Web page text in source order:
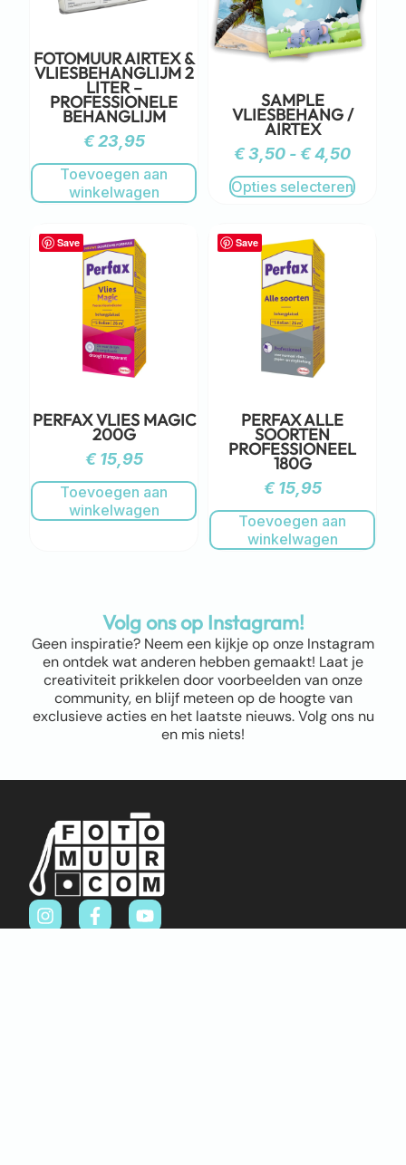
FOTOMUUR AIRTEX &
VLIESBEHANGLIJM 2
LITER –
PROFESSIONELE
BEHANGLIJM
€23,95
Toevoegen aan
winkelwagen
SAMPLE
VLIESBEHANG /
AIRTEX
€3,50 - €4,50
Opties selecteren
Save
PERFAX VLIES MAGIC
200G
€15,95
Toevoegen aan
winkelwagen
Save
PERFAX ALLE
SOORTEN
PROFESSIONEEL
180G
€15,95
Toevoegen aan
winkelwagen
Volg ons op Instagram!
Geen inspiratie? Neem een kijkje op onze Instagram
en ontdek wat anderen hebben gemaakt! Laat je
creativiteit prikkelen door voorbeelden van onze
community, en blijf meteen op de hoogte van
exclusieve acties en het laatste nieuws. Volg ons nu
en mis niets!